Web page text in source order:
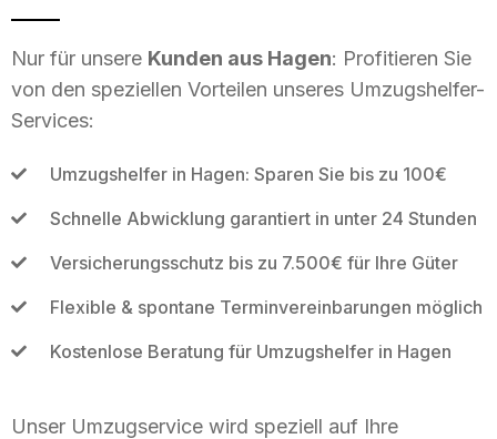
Nur für unsere Kunden aus Hagen: Profitieren Sie
von den speziellen Vorteilen unseres Umzugshelfer-
Services:
Umzugshelfer in Hagen: Sparen Sie bis zu 100€
Schnelle Abwicklung garantiert in unter 24 Stunden
Versicherungsschutz bis zu 7.500€ für Ihre Güter
Flexible & spontane Terminvereinbarungen möglich
Kostenlose Beratung für Umzugshelfer in Hagen
Unser Umzugservice wird speziell auf Ihre